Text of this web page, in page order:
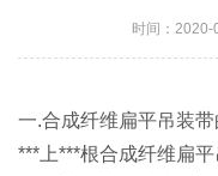
时间：2020-
一.合成纤维扁平吊装
***上***根合成纤维扁